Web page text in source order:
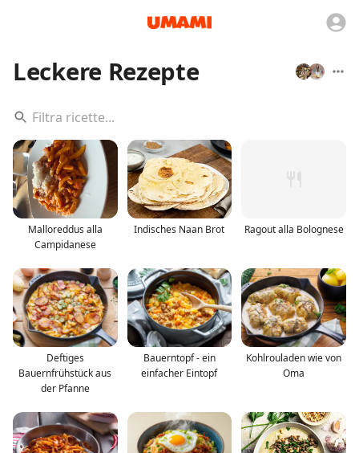
Leckere Rezepte
Malloreddus alla
Campidanese
Indisches Naan Brot Ragout alla Bolognese
Deftiges
Bauernfrühstück aus
der Pfanne
Bauerntopf - ein
einfacher Eintopf
Kohlrouladen wie von
Oma